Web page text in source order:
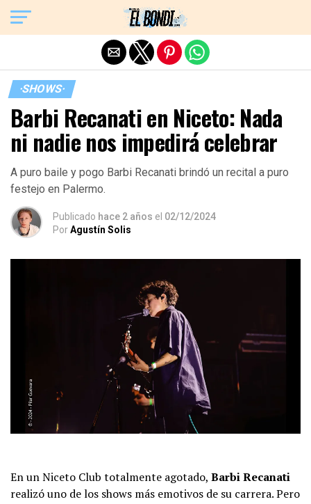
·SHOWS·
Barbi Recanati en Niceto: Nada
ni nadie nos impedirá celebrar
A puro baile y pogo Barbi Recanati brindó un recital a puro
festejo en Palermo.
Publicado hace 2 años el 02/12/2024
PorAgustín Solis
En un Niceto Club totalmente agotado, Barbi Recanati
realizó uno de los shows más emotivos de su carrera. Pero
Exit mobile version